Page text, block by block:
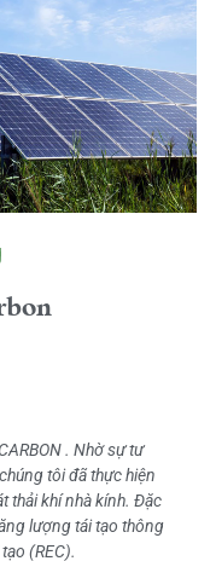
. Nhờ sự tư
tôi đã thực hiện
thải khí nhà kính. Đặc
lượng tái tạo thông
(REC).